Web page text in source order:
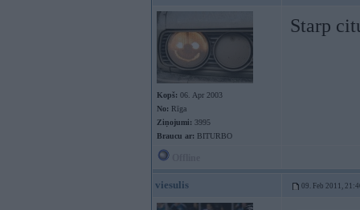
Kopš: 06. Apr 2003
No: Rīga
Ziņojumi: 3995
Braucu ar: BITURBO
Starp
viesulis 09. Feb 2011,